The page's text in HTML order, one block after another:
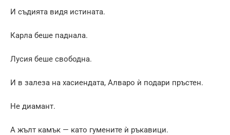
И съдията видя истината.
Карла беше паднала.
Лусия беше свободна.
И в залеза на хасиендата, Алваро ѝ подари пръстен.
Не диамант.
А жълт камък — като гумените ѝ ръкавици.